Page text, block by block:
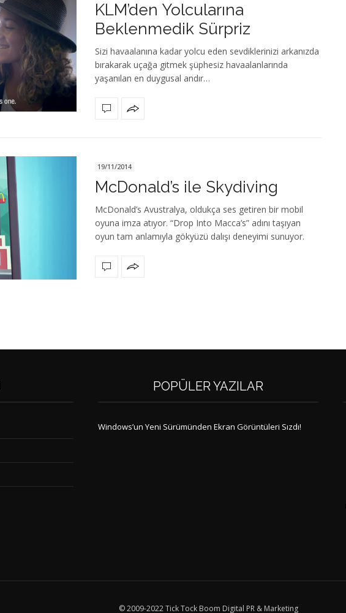
KLM’den Yolcularına
Beklenmedik Sürpriz
Sizi havaalanına kadar yolcu eden sevdiklerinizi arkanızda
bırakarak uçağa gitmek şüphesiz havaalanlarında
yaşanılan en duygusal andır…
19/11/2014
McDonald’s ile Skydiving
McDonald’s Avustralya, oldukça ses getiren bir mobil
oyuna imza atıyor. “Drop Into Macca’s” adını taşıyan
oyun tam anlamıyla gökyüzü dalışı deneyimi sunuyor.
POPÜLER YAZILAR
Windows’un Yeni Sürümünden Ekran Görüntüleri Sızdı!
© 2009-2022 Tick Tock Boom Digital PR & Marketing